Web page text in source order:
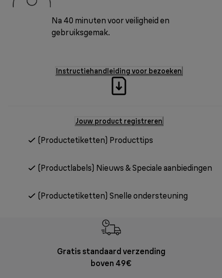
Na 40 minuten voor veiligheid en
gebruiksgemak.
Instructiehandleiding voor bezoeken
Jouw product registreren
(Productetiketten) Producttips
(Productlabels) Nieuws & Speciale aanbiedingen
(Productetiketten) Snelle ondersteuning
Gratis standaard verzending
boven 49€